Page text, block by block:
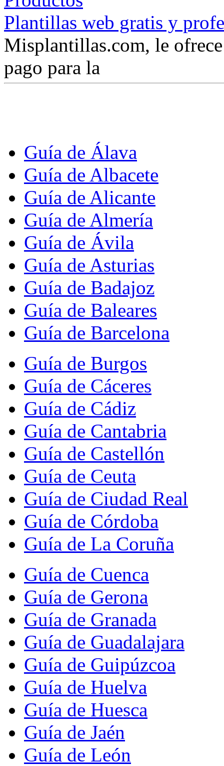
Plantillas web gratis y
Misplantillas.com, le
pago para la
Guía de Álava
Guía de Albacete
Guía de Alicante
Guía de Almería
Guía de Ávila
Guía de Asturias
Guía de Badajoz
Guía de Baleares
Guía de Barcelona
Guía de Burgos
Guía de Cáceres
Guía de Cádiz
Guía de Cantabria
Guía de Castellón
Guía de Ceuta
Guía de Ciudad Real
Guía de Córdoba
Guía de La Coruña
Guía de Cuenca
Guía de Gerona
Guía de Granada
Guía de Guadalajara
Guía de Guipúzcoa
Guía de Huelva
Guía de Huesca
Guía de Jaén
Guía de León